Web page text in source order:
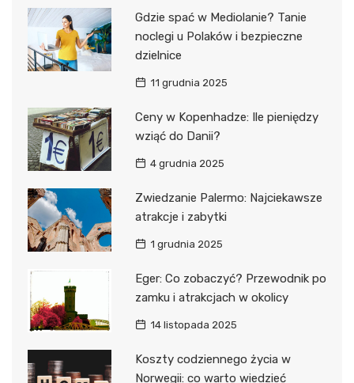
Gdzie spać w Mediolanie? Tanie
noclegi u Polaków i bezpieczne
dzielnice
11 grudnia 2025
Ceny w Kopenhadze: Ile pieniędzy
wziąć do Danii?
4 grudnia 2025
Zwiedzanie Palermo: Najciekawsze
atrakcje i zabytki
1 grudnia 2025
Eger: Co zobaczyć? Przewodnik po
zamku i atrakcjach w okolicy
14 listopada 2025
Koszty codziennego życia w
Norwegii: co warto wiedzieć